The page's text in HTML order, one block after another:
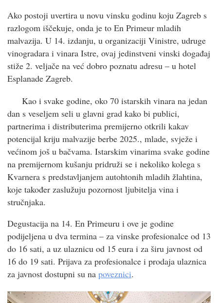
Ako postoji uvertira u novu vinsku godinu koju Zagreb s
razlogom iščekuje, onda je to En Primeur mladih
malvazija. U 14. izdanju, u organizaciji Vinistre, udruge
vinogradara i vinara Istre, ovaj jedinstveni vinski događaj
stiže 2. veljače na već dobro poznatu adresu – u hotel
Esplanade Zagreb.
Kao i svake godine, oko 70 istarskih vinara na jedan
dan s veseljem seli u glavni grad kako bi publici,
partnerima i distributerima premijerno otkrili kakav
potencijal kriju malvazije berbe 2025., mlade, svježe i
većinom još u bačvama. Istarskim vinarima svake godine
na premijernom kušanju pridruži se i nekoliko kolega s
Kvarnera s predstavljanjem autohtonih mladih žlahtina,
koje također zaslužuju pozornost ljubitelja vina i
stručnjaka.
Degustacija na 14. En Primeuru i ove je godine
podijeljena u dva termina – za vinske profesionalce od 13
do 16 sati, a uz ulaznicu od 15 eura i za širu javnost od
16 do 19 sati. Prijava za profesionalce i prodaja ulaznica
za javnost dostupni su na poveznici.